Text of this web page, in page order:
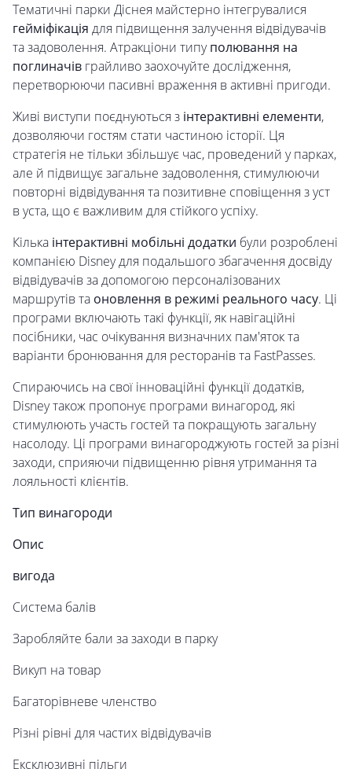
Тематичні парки Діснея майстерно інтегрувалися
гейміфікація для підвищення залучення відвідувачів
та задоволення. Атракціони типуполювання на
поглиначів грайливо заохочуйте дослідження,
перетворюючи пасивні враження в активні пригоди.
Живі виступи поєднуються з інтерактивні елементи,
дозволяючи гостям стати частиною історії. Ця
стратегія не тільки збільшує час, проведений у парках,
але й підвищує загальне задоволення, стимулюючи
повторні відвідування та позитивне сповіщення з уст
в уста, що є важливим для стійкого успіху.
Кілька інтерактивні мобільні додатки були розроблені
компанією Disney для подальшого збагачення досвіду
відвідувачів за допомогою персоналізованих
маршрутів та оновлення в режимі реального часу. Ці
програми включають такі функції, як навігаційні
посібники, час очікування визначних пам'яток та
варіанти бронювання для ресторанів та FastPasses.
Спираючись на свої інноваційні функції додатків,
Disney також пропонує програми винагород, які
стимулюють участь гостей та покращують загальну
насолоду. Ці програми винагороджують гостей за різні
заходи, сприяючи підвищенню рівня утримання та
лояльності клієнтів.
Тип винагороди
Опис
вигода
Система балів
Заробляйте бали за заходи в парку
Викуп на товар
Багаторівневе членство
Різні рівні для частих відвідувачів
Ексклюзивні пільги